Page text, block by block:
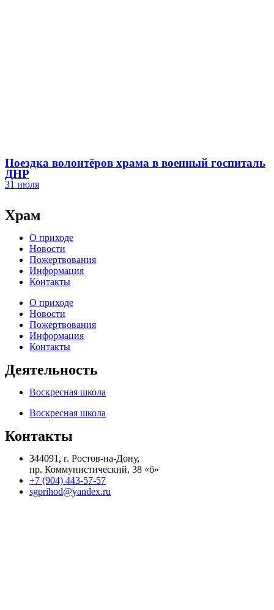
Поездка волонтёров храма в военный госпиталь
ДНР
31 июля
Храм
О приходе
Новости
Пожертвования
Информация
Контакты
О приходе
Новости
Пожертвования
Информация
Контакты
Деятельность
Воскресная школа
Воскресная школа
Контакты
344091, г. Ростов-на-Дону,
пр. Коммунистический, 38 «б»
+7 (904) 443-57-57
sgprihod@yandex.ru